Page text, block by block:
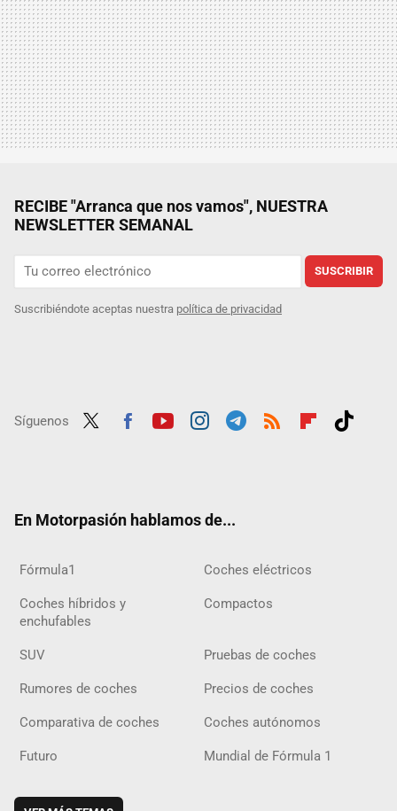
RECIBE "Arranca que nos vamos", NUESTRA
NEWSLETTER SEMANAL
SUSCRIBIR
Suscribiéndote aceptas nuestra política de privacidad
Síguenos
En Motorpasión hablamos de...
Fórmula1 Coches eléctricos
Coches híbridos y
enchufables
Compactos
SUV Pruebas de coches
Rumores de coches Precios de coches
Comparativa de coches Coches autónomos
Futuro Mundial de Fórmula 1